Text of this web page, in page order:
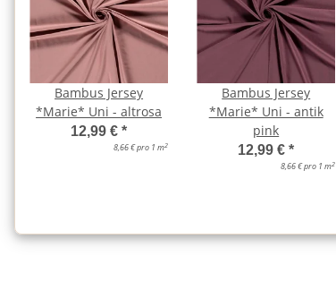
Bambus Jersey
*Marie* Uni - altrosa
12,99 €*
8,66 € pro 1 m2
Bambus Jersey
*Marie* Uni - antik
pink
12,99 €*
8,66 € pro 1 m2